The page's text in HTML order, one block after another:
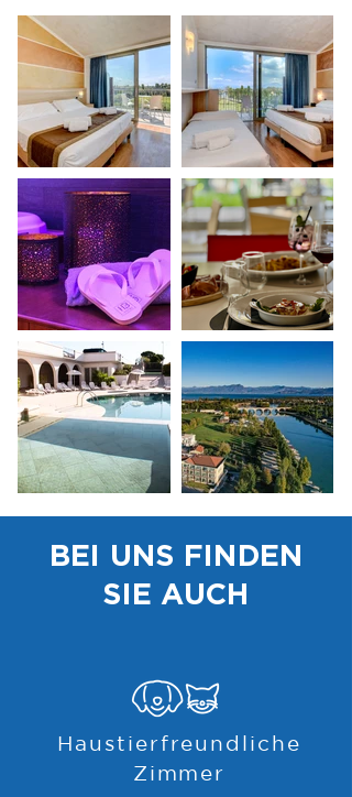
BEI UNS FINDEN
SIE AUCH
Haustierfreundliche
Zimmer